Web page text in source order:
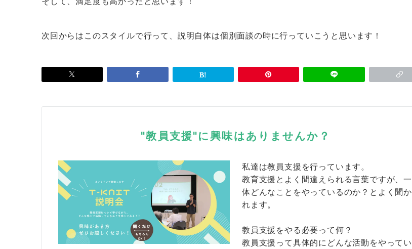
次回からはこのスタイルで行って、説明自体は個別面談の時に行っていこうと思います！
"教員支援"に興味はありませんか？
私達は教員支援を行っています。
教育支援とよく間違えられる言葉ですが、一
体どんなことをやっているのか？とよく聞か
れます。
教員支援をやる必要って何？
教員支援って具体的にどんな活動をやってい